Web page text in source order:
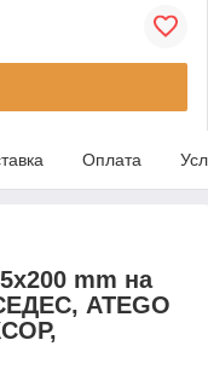
Оплата
mm на
ATEGO